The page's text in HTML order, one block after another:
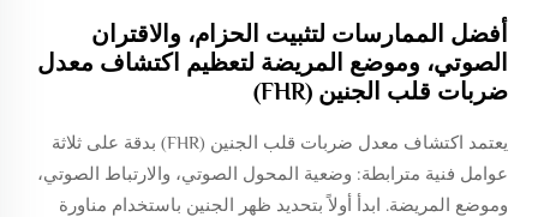
أفضل الممارسات لتثبيت الحزام، والاقتران
الصوتي، وموضع المريضة لتعظيم اكتشاف معدل
ضربات قلب الجنين (FHR)
يعتمد اكتشاف معدل ضربات قلب الجنين (FHR) بدقة على ثلاثة
عوامل فنية مترابطة: وضعية المحول الصوتي، والارتباط الصوتي،
وموضع المريضة. ابدأ أولاً بتحديد ظهر الجنين باستخدام مناورة